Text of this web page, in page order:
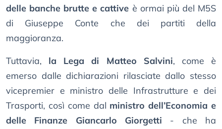
delle banche brutte e cattive è ormai più del M5S
di Giuseppe Conte che dei partiti della
maggioranza.
Tuttavia, la Lega di Matteo Salvini, come è
emerso dalle dichiarazioni rilasciate dallo stesso
vicepremier e ministro delle Infrastrutture e dei
Trasporti, così come dal ministro dell’Economia e
delle Finanze Giancarlo Giorgetti - che ha